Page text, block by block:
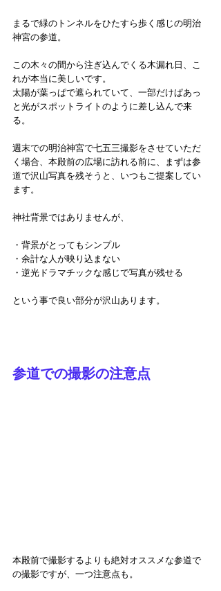
まるで緑のトンネルをひたすら歩く感じの明治
神宮の参道。
この木々の間から注ぎ込んでくる木漏れ日、こ
れが本当に美しいです。
太陽が葉っぱで遮られていて、一部だけぱあっ
と光がスポットライトのように差し込んで来
る。
週末での明治神宮で七五三撮影をさせていただ
く場合、本殿前の広場に訪れる前に、まずは参
道で沢山写真を残そうと、いつもご提案してい
ます。
神社背景ではありませんが、
・背景がとってもシンプル
・余計な人が映り込まない
・逆光ドラマチックな感じで写真が残せる
という事で良い部分が沢山あります。
参道での撮影の注意点
本殿前で撮影するよりも絶対オススメな参道で
の撮影ですが、一つ注意点も。